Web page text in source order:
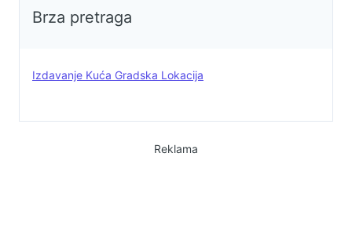
Brza pretraga
Izdavanje Kuća Gradska Lokacija
Reklama